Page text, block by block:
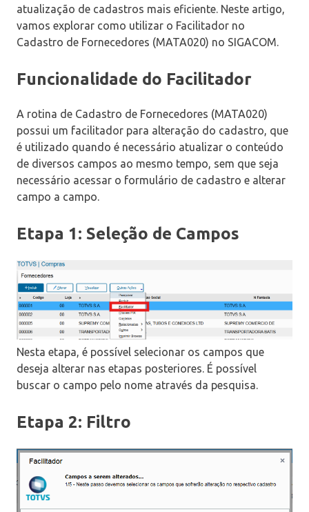
atualização de cadastros mais eficiente. Neste artigo,
vamos explorar como utilizar o Facilitador no
Cadastro de Fornecedores (MATA020) no SIGACOM.
Funcionalidade do Facilitador
A rotina de Cadastro de Fornecedores (MATA020)
possui um facilitador para alteração do cadastro, que
é utilizado quando é necessário atualizar o conteúdo
de diversos campos ao mesmo tempo, sem que seja
necessário acessar o formulário de cadastro e alterar
campo a campo.
Etapa 1: Seleção de Campos
Nesta etapa, é possível selecionar os campos que
deseja alterar nas etapas posteriores. É possível
buscar o campo pelo nome através da pesquisa.
Etapa 2: Filtro